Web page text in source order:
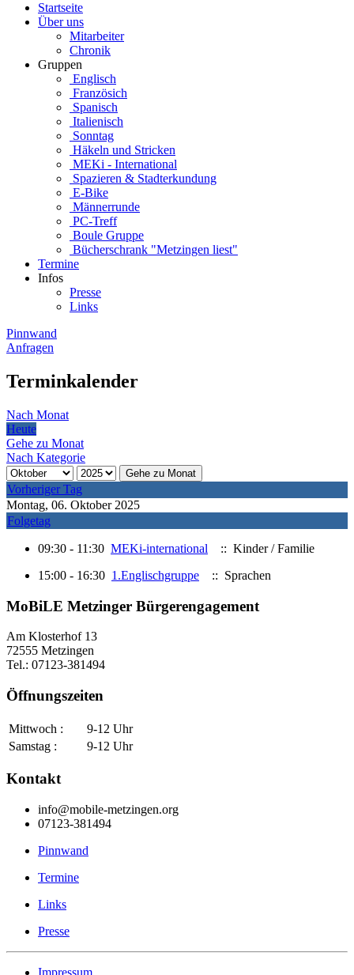
Startseite
Über uns
Mitarbeiter
Chronik
Gruppen
Englisch
Französich
Spanisch
Italienisch
Sonntag
Häkeln und Stricken
MEKi - International
Spazieren & Stadterkundung
E-Bike
Männerrunde
PC-Treff
Boule Gruppe
Bücherschrank "Metzingen liest"
Termine
Infos
Presse
Links
Pinnwand
Anfragen
Terminkalender
Nach Monat
Heute
Gehe zu Monat
Nach Kategorie
Gehe zu Monat
Vorheriger Tag
Montag, 06. Oktober 2025
Folgetag
09:30 - 11:30 MEKi-international
:: Kinder / Familie
15:00 - 16:30 1.Englischgruppe :: Sprachen
MoBiLE Metzinger Bürgerengagement
Am Klosterhof 13
72555 Metzingen
Tel.: 07123-381494
Öffnungszeiten
Mittwoch :
9-12 Uhr
Samstag :
9-12 Uhr
Kontakt
info@mobile-metzingen.org
07123-381494
Pinnwand
Termine
Links
Presse